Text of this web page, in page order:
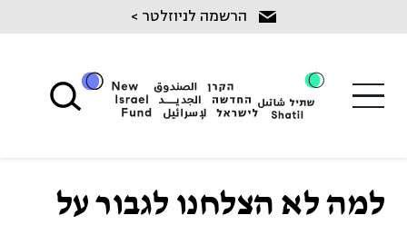
content
הרשמה לניוזלטר >
למה לא הצלחנו לגבור על